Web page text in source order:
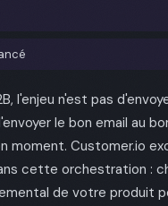
l'enjeu n'est pas
le bon email au
moment. Customer.io
cette orchestration :
de votre produit